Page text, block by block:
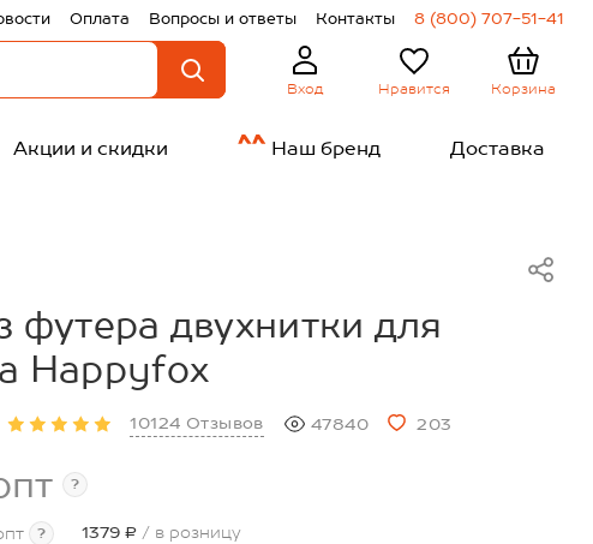
Оплата Вопросы и ответы Контакты 8 (800) 707-51-41
Вход Нравится Корзина
Акции и скидки Наш бренд Доставка
футера двухнитки для
Happyfox
10124 Отзывов 47840 203
?
? 1379 ₽ / в розницу